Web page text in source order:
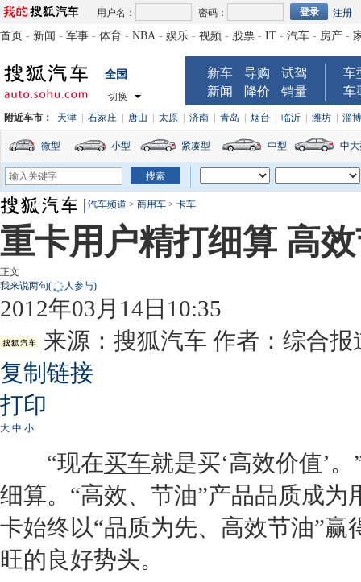
用户名： 密码： 注册
首页 - 新闻 - 军事 - 体育 - NBA - 娱乐 - 视频 - 股票 - IT - 汽车 - 房产 -
全国
切换
新车 导购
试驾
新闻
降价 销量
车
车
附近车市： 天津 石家庄 唐山 太原 济南 青岛 烟台 临沂 潍坊 淄博
微型 小型 紧凑型 中型 中
汽车频道 > 商用车 > 卡车
重卡用户精打细算 高
正文
我来说两句( 人参与)
2012年03月14日10:35
来源： 搜狐汽车 作者：综合报
复制链接
打印
大 中 小
“现在买车就是买‘高效价值’
细算。“高效、节油”产品品质成
卡始终以“品质为先、高效节油”
旺的良好势头。